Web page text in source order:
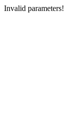
Invalid parameters!